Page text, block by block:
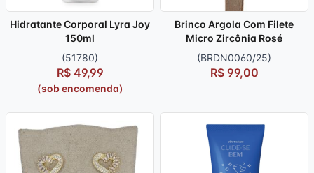
Hidratante Corporal Lyra Joy
150ml
(51780)
R$ 49,99
(sob encomenda)
Brinco Argola Com Filete
Micro Zircônia Rosé
(BRDN0060/25)
R$ 99,00